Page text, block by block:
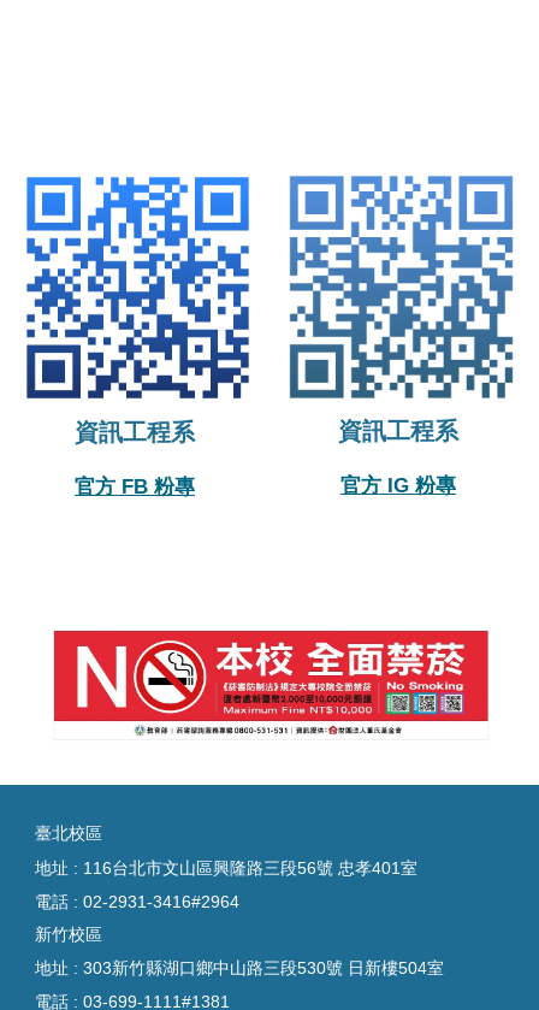
資訊工程系
官方 FB 粉專
資訊工程系
官方 IG 粉專
臺北校區
地址 : 116台北市文山區興隆路三段56號 忠孝401室
電話 :02-2931-3416#2964
新竹校區
地址 : 303新竹縣湖口鄉中山路三段530號 日新樓504室
電話 :03-699-1111#1381